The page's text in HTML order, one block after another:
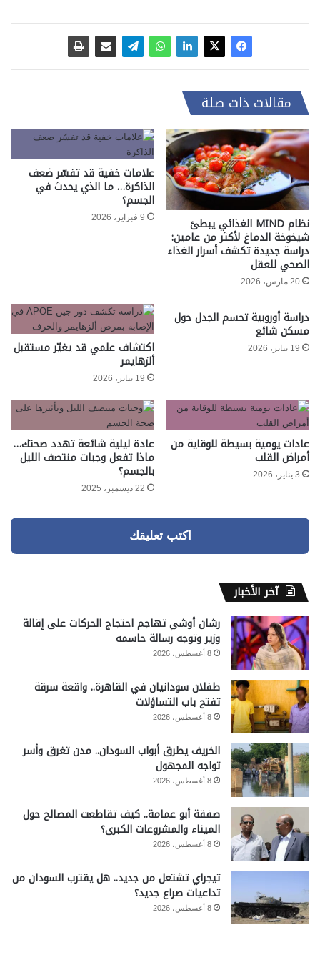
مقالات ذات صلة
نظام MIND الغذائي يبطئ
شيخوخة الدماغ لأكثر من عامين:
دراسة جديدة تكشف أسرار الغذاء
الصحي للعقل
20 مارس، 2026
علامات خفية قد تفسّر ضعف
الذاكرة… ما الذي يحدث في
الجسم؟
9 فبراير، 2026
دراسة أوروبية تحسم الجدل حول
مسكن شائع
19 يناير، 2026 اكتشاف علمي قد يغيّر مستقبل
ألزهايمر
19 يناير، 2026
عادات يومية بسيطة للوقاية من
أمراض القلب
3 يناير، 2026
عادة ليلية شائعة تهدد صحتك…
ماذا تفعل وجبات منتصف الليل
بالجسم؟
22 ديسمبر، 2025
اكتب تعليقك
آخر الأخبار
رشان أوشي تهاجم احتجاج الحركات على إقالة
وزير وتوجه رسالة حاسمه
8 أغسطس، 2026
طفلان سودانيان في القاهرة.. واقعة سرقة
تفتح باب التساؤلات
8 أغسطس، 2026
الخريف يطرق أبواب السودان.. مدن تغرق وأسر
تواجه المجهول
8 أغسطس، 2026
صفقة أبو عمامة.. كيف تقاطعت المصالح حول
الميناء والمشروعات الكبرى؟
8 أغسطس، 2026
تيجراي تشتعل من جديد.. هل يقترب السودان من
تداعيات صراع جديد؟
8 أغسطس، 2026